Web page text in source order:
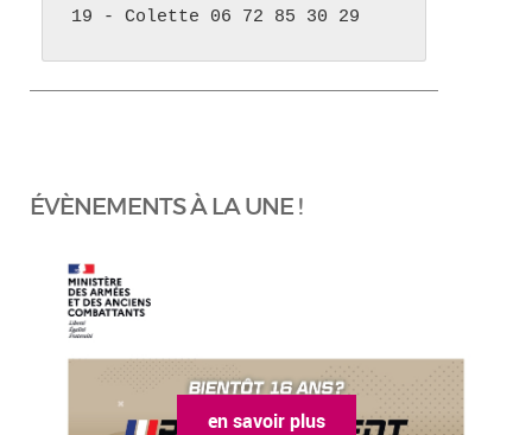
19 - Colette 06 72 85 30 29
ÉVÈNEMENTS À LA UNE !
en savoir plus